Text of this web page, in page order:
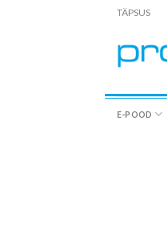
TÄPSUS
E-POOD